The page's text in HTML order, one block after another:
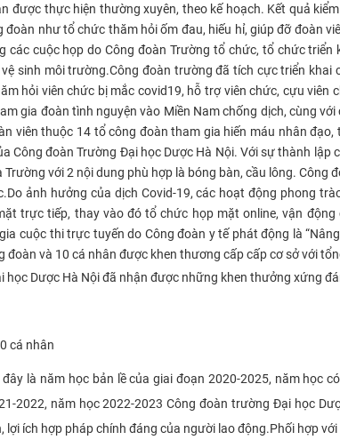
được thực hiện thường xuyên, theo kế hoạch. Kết quả
như tổ chức thăm hỏi ốm đau, hiếu hỉ, giúp đỡ đoàn
cuộc họp do Công đoàn Trường tổ chức, tổ chức
sinh môi trường.Công đoàn trường đã tích cực triển khai
hỏi viên chức bị mắc covid19, hỗ trợ viên chức, cựu
gia đoàn tình nguyện vào Miền Nam chống dịch, cùng
viên thuộc 14 tổ công đoàn tham gia hiến máu nhân
Công đoàn Trường Đại học Dược Hà Nội. Với sự thành
với 2 nội dung phù hợp là bóng bàn, cầu lông.
Do ảnh hưởng của dịch Covid-19, các hoạt động phong
trực tiếp, thay vào đó tổ chức họp mặt online, vận
cuộc thi trực tuyến do Công đoàn y tế phát động là
đoàn và 10 cá nhân được khen thương cấp cấp cơ sở với
Dược Hà Nội đã nhận được những khen thưởng xứng
cá nhân
là năm học bản lề của giai đoạn 2020-2025, năm học
2022, năm học 2022-2023 Công đoàn trường Đại học
lợi ích hợp pháp chính đáng của người lao động.Phối hợp